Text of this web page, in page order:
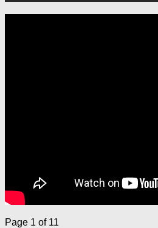
Page 1 of 11